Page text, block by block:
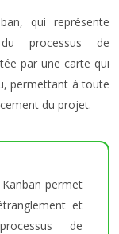
qui représente
processus de
par une carte qui
permettant à toute
du projet.
permet
et
de